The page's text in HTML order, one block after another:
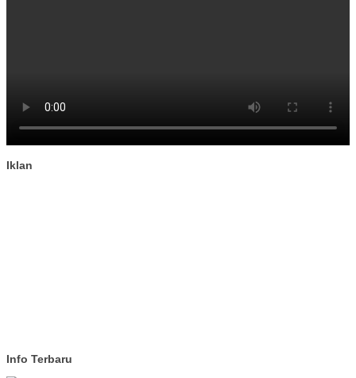
Iklan
Info Terbaru